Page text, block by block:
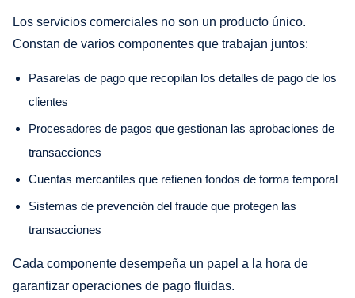
Los servicios comerciales no son un producto único.
Constan de varios componentes que trabajan juntos:
Pasarelas de pago que recopilan los detalles de pago de los
clientes
Procesadores de pagos que gestionan las aprobaciones de
transacciones
Cuentas mercantiles que retienen fondos de forma temporal
Sistemas de prevención del fraude que protegen las
transacciones
Cada componente desempeña un papel a la hora de
garantizar operaciones de pago fluidas.